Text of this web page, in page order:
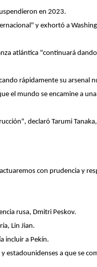
en 2023.
y exhortó a
atlántica "continuará
rápidamente su arsenal
el mundo se encamine a
declaró Tarumi
con prudencia y
rusa, Dmitri Peskov.
Lin Jian.
incluir a Pekín.
estadounidenses a que se